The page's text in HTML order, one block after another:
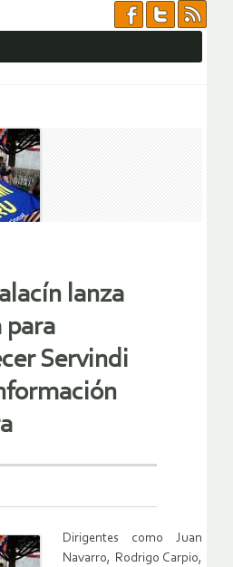
lanza
para
Servindi
Dirigentes como Juan
Navarro, Rodrigo Carpio,